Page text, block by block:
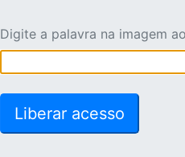
Digite a palavra na imagem